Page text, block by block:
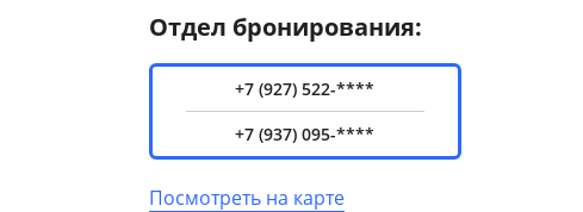
Отдел бронирования:
+7 (927) 522-****
+7 (937) 095-****
Посмотреть на карте